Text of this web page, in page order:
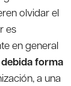
olvidar el
es
en general
forma
a una